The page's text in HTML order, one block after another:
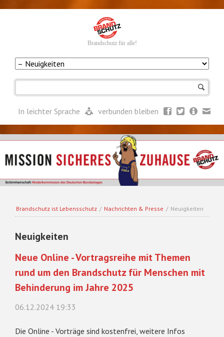
Brandschutz für alle!
In leichter Sprache verbunden bleiben
Brandschutz ist Lebensschutz / Nachrichten & Presse / Neuigkeiten
Neuigkeiten
Neue Online - Vortragsreihe mit Themen
rund um den Brandschutz für Menschen mit
Behinderung im Jahre 2025
06.12.2024 19:33
Die Online - Vorträge sind kostenfrei, weitere Infos